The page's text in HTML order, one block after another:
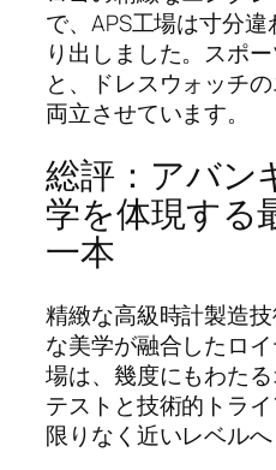
で、APS工場は寸分
り出しました。スポ
と、ドレスウォッチ
両立させています。
総評：アバン
学を体現する
一本
精緻な高級時計製造
な美学が融合したロ
場は、幾度にもわた
テストと技術的トラ
限りなく近いレベルへ